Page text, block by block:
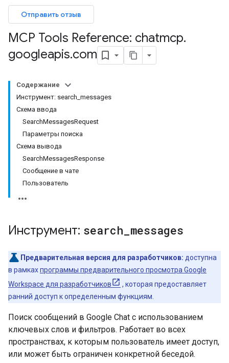
Отправить отзыв
MCP Tools Reference: chatmcp.
googleapis.com
Содержание
Инструмент: search_messages
Схема ввода
SearchMessagesRequest
Параметры поиска
Схема вывода
SearchMessagesResponse
Сообщение в чате
Пользователь
Инструмент: search messages
Предварительная версия для разработчиков: доступна
в рамкахпрограммы предварительного просмотра Google
Workspace для разработчиков
, которая предоставляет
ранний доступ к определенным функциям.
Поиск сообщений в Google Chat с использованием
ключевых слов и фильтров. Работает во всех
пространствах, к которым пользователь имеет доступ,
или может быть ограничен конкретной беседой.